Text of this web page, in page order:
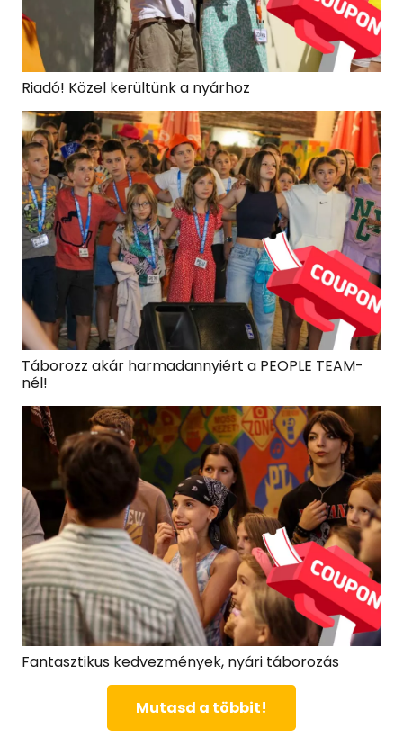
Riadó! Közel kerültünk a nyárhoz
Táborozz akár harmadannyiért a PEOPLE TEAM-
nél!
Fantasztikus kedvezmények, nyári táborozás
Mutasd a többit!